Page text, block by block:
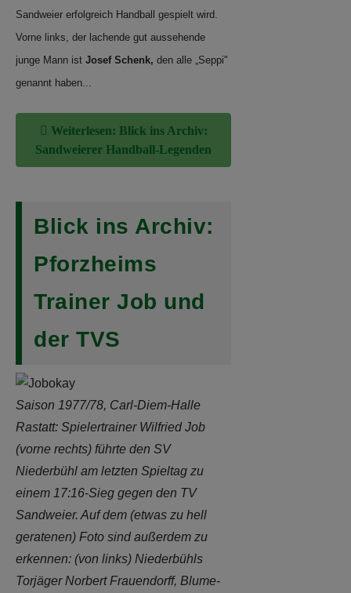
genannt haben...
Weiterlesen: Blick ins Archiv:
Sandweierer Handball-Legenden
Blick ins Archiv:
Trainer Job und
der TVS
Saison 1977/78, Carl-Diem-Halle
(vorne rechts) führte den SV
Niederbühl am letzten Spieltag zu
einem 17:16-Sieg gegen den TV
Sandweier. Auf dem (etwas zu hell
geratenen) Foto sind außerdem zu
erkennen: (von links) Niederbühls
Torjäger Norbert Frauendorff, Blume-
Wirt Roland Müller, Bernd
Wackershauser (SVN), Daniel Merkel
(TVS) und der Niederbühler Peter